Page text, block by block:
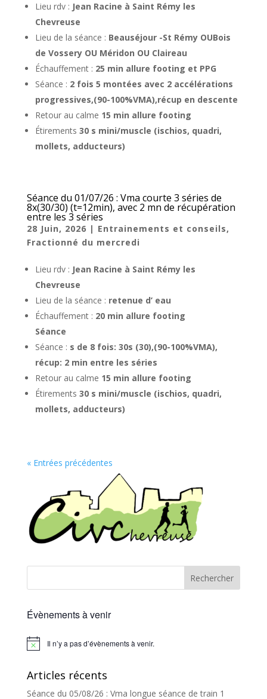
Lieu rdv : Jean Racine à Saint Rémy les
Chevreuse
Lieu de la séance : Beauséjour -St Rémy OUBois
de Vossery OU Méridon OU Claireau
Échauffement : 25 min allure footing et PPG
Séance : 2 fois 5 montées avec 2 accélérations
progressives,(90-100%VMA),récup en descente
Retour au calme 15 min allure footing
Étirements 30 s mini/muscle (ischios, quadri,
mollets, adducteurs)
Séance du 01/07/26 : Vma courte 3 séries de
8x(30/30) (t=12min), avec 2 mn de récupération
entre les 3 séries
28 Juin, 2026 | Entrainements et conseils,
Fractionné du mercredi
Lieu rdv : Jean Racine à Saint Rémy les
Chevreuse
Lieu de la séance : retenue d’ eau
Échauffement : 20 min allure footing
Séance
Séance : s de 8 fois: 30s (30),(90-100%VMA),
récup: 2 min entre les séries
Retour au calme 15 min allure footing
Étirements 30 s mini/muscle (ischios, quadri,
mollets, adducteurs)
« Entrées précédentes
Évènements à venir
Notice Il n’y a pas d’évènements à venir.
Articles récents
Séance du 05/08/26 : Vma longue séance de train 1